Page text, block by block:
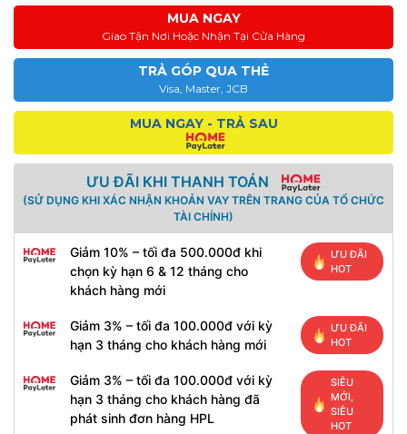
MUA NGAY
Giao Tận Nơi Hoặc Nhận Tại Cửa Hàng
TRẢ GÓP QUA THẺ
Visa, Master, JCB
MUA NGAY - TRẢ SAU
ƯU ĐÃI KHI THANH TOÁN
(SỬ DỤNG KHI XÁC NHẬN KHOẢN VAY TRÊN TRANG CỦA TỔ CHỨC
TÀI CHÍNH)
Giảm 10% – tối đa 500.000đ khi
chọn kỳ hạn 6 & 12 tháng cho
khách hàng mới
ƯU ĐÃI
HOT
Giảm 3% – tối đa 100.000đ với kỳ
hạn 3 tháng cho khách hàng mới
ƯU ĐÃI
HOT
Giảm 3% – tối đa 100.000đ với kỳ
hạn 3 tháng cho khách hàng đã
phát sinh đơn hàng HPL
SIÊU
MỚI,
SIÊU
HOT